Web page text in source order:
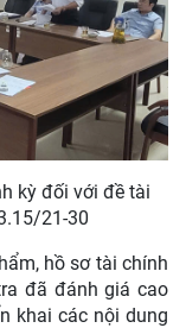
kỳ đối với đề tài
21-30
hồ sơ tài chính
đã đánh giá cao
khai các nội dung